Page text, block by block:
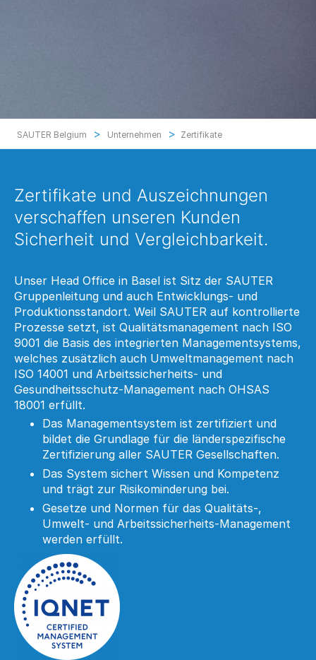
SAUTER Belgium > Unternehmen > Zertifikate
Zertifikate und Auszeichnungen
verschaffen unseren Kunden
Sicherheit und Vergleichbarkeit.
Unser Head Office in Basel ist Sitz der SAUTER
Gruppenleitung und auch Entwicklungs- und
Produktionsstandort. Weil SAUTER auf kontrollierte
Prozesse setzt, ist Qualitätsmanagement nach ISO
9001 die Basis des integrierten Managementsystems,
welches zusätzlich auch Umweltmanagement nach
ISO 14001 und Arbeitssicherheits- und
Gesundheitsschutz-Management nach OHSAS
18001 erfüllt.
Das Managementsystem ist zertifiziert und
bildet die Grundlage für die länderspezifische
Zertifizierung aller SAUTER Gesellschaften.
Das System sichert Wissen und Kompetenz
und trägt zur Risikominderung bei.
Gesetze und Normen für das Qualitäts-,
Umwelt- und Arbeitssicherheits-Management
werden erfüllt.